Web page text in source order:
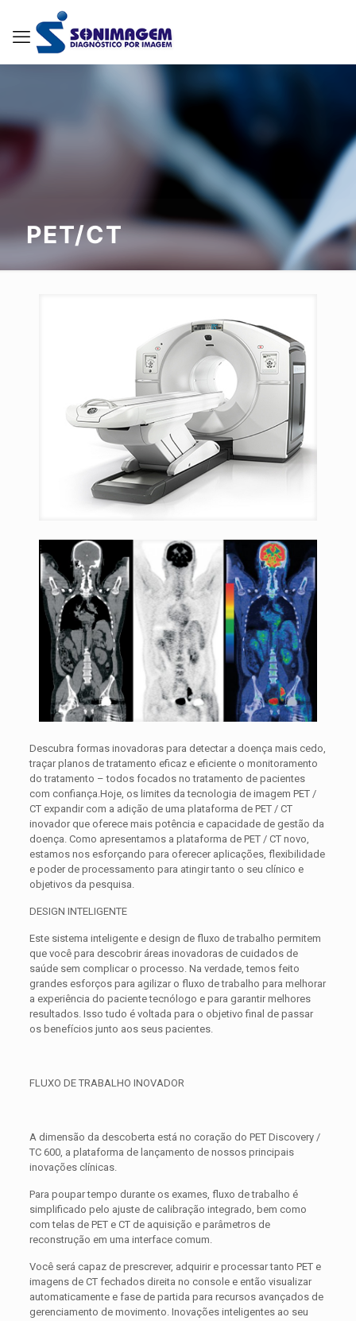
PET/CT
Descubra formas inovadoras para detectar a doença mais cedo,
traçar planos de tratamento eficaz e eficiente o monitoramento
do tratamento – todos focados no tratamento de pacientes
com confiança.Hoje, os limites da tecnologia de imagem PET /
CT expandir com a adição de uma plataforma de PET / CT
inovador que oferece mais potência e capacidade de gestão da
doença. Como apresentamos a plataforma de PET / CT novo,
estamos nos esforçando para oferecer aplicações, flexibilidade
e poder de processamento para atingir tanto o seu clínico e
objetivos da pesquisa.
DESIGN INTELIGENTE
Este sistema inteligente e design de fluxo de trabalho permitem
que você para descobrir áreas inovadoras de cuidados de
saúde sem complicar o processo. Na verdade, temos feito
grandes esforços para agilizar o fluxo de trabalho para melhorar
a experiência do paciente tecnólogo e para garantir melhores
resultados. Isso tudo é voltada para o objetivo final de passar
os benefícios junto aos seus pacientes.
FLUXO DE TRABALHO INOVADOR
A dimensão da descoberta está no coração do PET Discovery /
TC 600, a plataforma de lançamento de nossos principais
inovações clínicas.
Para poupar tempo durante os exames, fluxo de trabalho é
simplificado pelo ajuste de calibração integrado, bem como
com telas de PET e CT de aquisição e parâmetros de
reconstrução em uma interface comum.
Você será capaz de prescrever, adquirir e processar tanto PET e
imagens de CT fechados direita no console e então visualizar
automaticamente e fase de partida para recursos avançados de
gerenciamento de movimento. Inovações inteligentes ao seu